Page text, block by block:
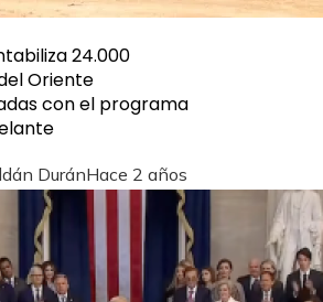
24.000
Oriente
con el programa
DuránHace 2 años